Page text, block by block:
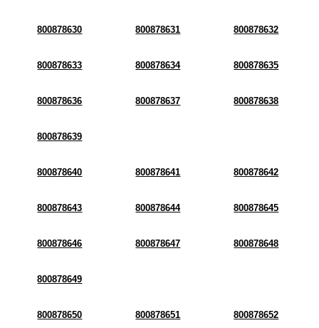
800878630 800878631 800878632
800878633 800878634 800878635
800878636 800878637 800878638
800878639
800878640 800878641 800878642
800878643 800878644 800878645
800878646 800878647 800878648
800878649
800878650 800878651 800878652